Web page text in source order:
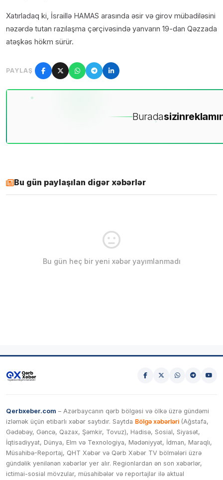
Xatırladaq ki, İsraillə HAMAS arasında əsir və girov mübadiləsini
nəzərdə tutan razılaşma çərçivəsində yanvarın 19-dan Qəzzada
atəşkəs hökm sürür.
PAYLAŞ
Buradasizin
Bu gün paylaşılan digər xəbərlər
Bu gün heç bir yeni xəbər yayımlanmadı
Qerbxeber.com – Azərbaycanın qərb bölgəsi və ölkə üzrə gündəmi
izləmək üçün etibarlı xəbər saytıdır. Saytda Bölgə xəbərləri (Ağstafa,
Gədəbəy, Gəncə, Qazax, Şəmkir, Tovuz), Hadisə, Sosial, Siyasət,
İqtisadiyyat, Dünya, Elm və Texnologiya, Mədəniyyət, İdman, Maraqlı,
Müsahibə-Reportaj, QHT Xəbər və Qərb Xəbər TV bölmələri üzrə
gündəlik yenilənən xəbərlər yer alır. Regionlardan ən son xəbərlər,
ictimai-sosial mövzular, müsahibələr və reportajlar ilə aktual